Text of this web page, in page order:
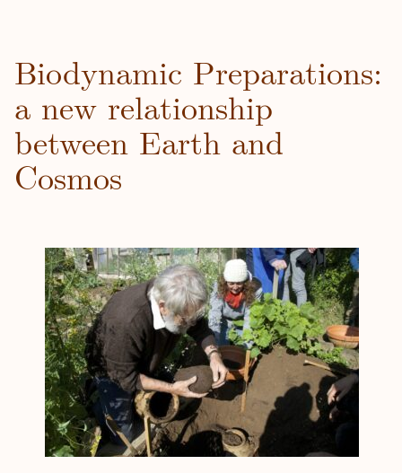
Biodynamic Preparations:
a new relationship
between Earth and
Cosmos